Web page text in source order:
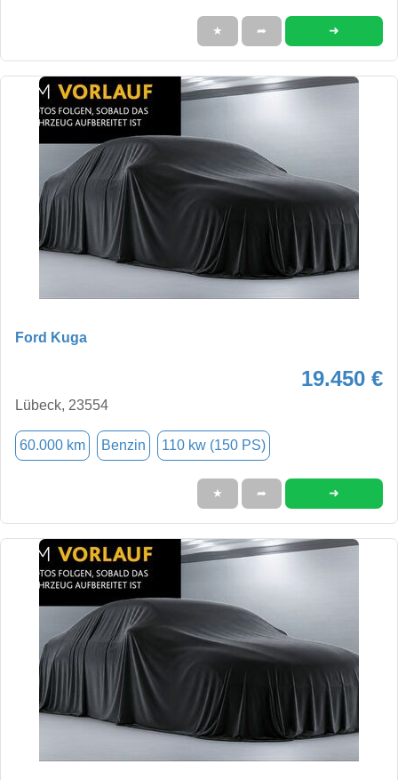
★ ➦ ➜
Ford Kuga
19.450 €
Lübeck, 23554
60.000 km Benzin 110 kw (150 PS)
★ ➦ ➜